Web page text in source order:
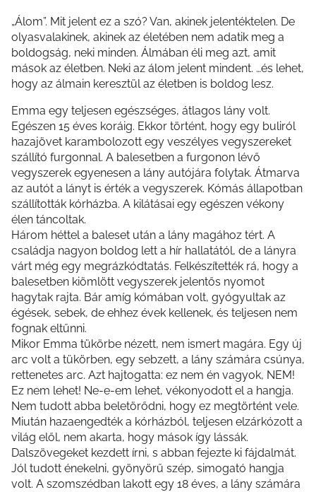
„Álom”. Mit jelent ez a szó? Van, akinek jelentéktelen. De
olyasvalakinek, akinek az életében nem adatik meg a
boldogság, neki minden. Álmában éli meg azt, amit
mások az életben. Neki az álom jelent mindent. …és lehet,
hogy az álmain keresztül az életben is boldog lesz.
Emma egy teljesen egészséges, átlagos lány volt.
Egészen 15 éves koráig. Ekkor történt, hogy egy buliról
hazajövet karambolozott egy veszélyes vegyszereket
szállító furgonnal. A balesetben a furgonon lévő
vegyszerek egyenesen a lány autójára folytak. Átmarva
az autót a lányt is érték a vegyszerek. Kómás állapotban
szállították kórházba. A kilátásai egy egészen vékony
élen táncoltak.
Három héttel a baleset után a lány magához tért. A
családja nagyon boldog lett a hír hallatától, de a lányra
várt még egy megrázkódtatás. Felkészítették rá, hogy a
balesetben kiömlött vegyszerek jelentős nyomot
hagytak rajta. Bár amíg kómában volt, gyógyultak az
égések, sebek, de ehhez évek kellenek, és teljesen nem
fognak eltűnni.
Mikor Emma tükörbe nézett, nem ismert magára. Egy új
arc volt a tükörben, egy sebzett, a lány számára csúnya,
rettenetes arc. Azt hajtogatta: ez nem én vagyok, NEM!
Ez nem lehet! Ne-e-em lehet, vékonyodott el a hangja.
Nem tudott abba beletörődni, hogy ez megtörtént vele.
Miután hazaengedték a kórházból, teljesen elzárkózott a
világ elől, nem akarta, hogy mások így lássák.
Dalszövegeket kezdett írni, s abban fejezte ki fájdalmát.
Jól tudott énekelni, gyönyörű szép, simogató hangja
volt. A szomszédban lakott egy 18 éves, a lány számára